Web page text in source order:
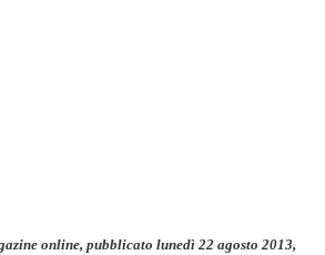
online, pubblicato lunedì 22 agosto 2013,